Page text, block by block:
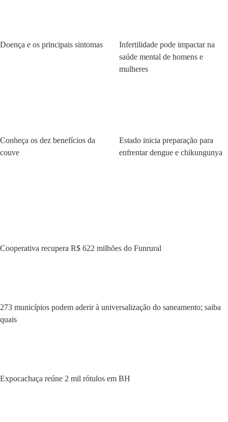
Doença e os principais sintomas
Infertilidade pode impactar na
saúde mental de homens e
mulheres
Conheça os dez benefícios da
couve
Estado inicia preparação para
enfrentar dengue e chikungunya
Cooperativa recupera R$ 622 milhões do Funrural
273 municípios podem aderir à universalização do saneamento; saiba
quais
Expocachaça reúne 2 mil rótulos em BH